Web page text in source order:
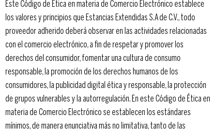
Este Código de Ética en materia de Comercio Electrónico establece
los valores y principios que Estancias Extendidas S.A de C.V., todo
proveedor adherido deberá observar en las actividades relacionadas
con el comercio electrónico, a fin de respetar y promover los
derechos del consumidor, fomentar una cultura de consumo
responsable, la promoción de los derechos humanos de los
consumidores, la publicidad digital ética y responsable, la protección
de grupos vulnerables y la autorregulación. En este Código de Ética en
materia de Comercio Electrónico se establecen los estándares
mínimos, de manera enunciativa más no limitativa, tanto de las